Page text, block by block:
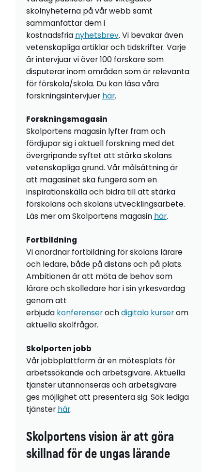
skolnyheterna på vår webb samt
sammanfattar dem i
kostnadsfria nyhetsbrev. Vi bevakar även
vetenskapliga artiklar och tidskrifter. Varje
år intervjuar vi över 100 forskare som
disputerar inom områden som är relevanta
för förskola/skola. Du kan läsa våra
forskningsintervjuer här.
Forskningsmagasin
Skolportens magasin lyfter fram och
fördjupar sig i aktuell forskning med det
övergripande syftet att stärka skolans
vetenskapliga grund. Vår målsättning är
att magasinet ska fungera som en
inspirationskälla och bidra till att stärka
förskolans och skolans utvecklingsarbete.
Läs mer om Skolportens magasin här.
Fortbildning
Vi anordnar fortbildning för skolans lärare
och ledare, både på distans och på plats.
Ambitionen är att möta de behov som
lärare och skolledare har i sin yrkesvardag
genom att
erbjuda konferenserochdigitala kurserom
aktuella skolfrågor.
Skolporten jobb
Vår jobbplattform är en mötesplats för
arbetssökande och arbetsgivare. Aktuella
tjänster utannonseras och arbetsgivare
ges möjlighet att presentera sig. Sök lediga
tjänster här.
Skolportens vision är att göra
skillnad för de ungas lärande